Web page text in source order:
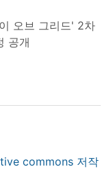
오브 그리드' 2차
공개
commons 저작